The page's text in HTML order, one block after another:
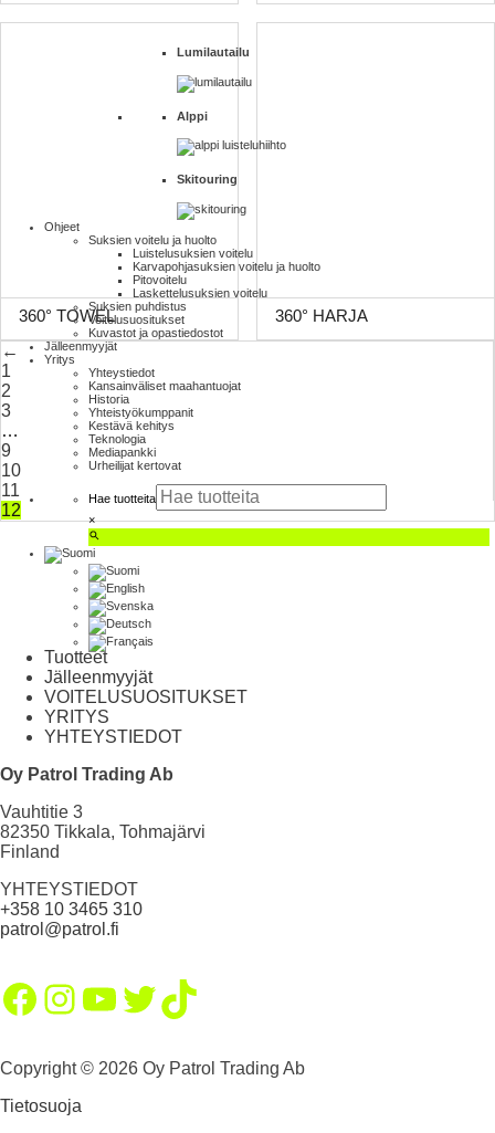
Lumilautailu
Alppi
Skitouring
Ohjeet
Suksien voitelu ja huolto
Luistelu­suksien voitelu
Karva­pohja­suksien voitelu ja huolto
Pito­voitelu
Laskettelu­suksien voitelu
Suksien puhdistus
Voitelusuositukset
Kuvastot ja opas­tiedostot
Jälleenmyyjät
Yritys
Yhteystiedot
Kansainväliset maahantuojat
Historia
Yhteistyökumppanit
Kestävä kehitys
Teknologia
Mediapankki
Urheilijat kertovat
Hae tuotteita
×
360° TOWEL 360° HARJA
←
1
2
3
…
9
10
11
12
Tuotteet
Jälleenmyyjät
VOITELUSUOSITUKSET
YRITYS
YHTEYSTIEDOT
Oy Patrol Trading Ab
Vauhtitie 3
82350 Tikkala, Tohmajärvi
Finland
YHTEYSTIEDOT
+358 10 3465 310
patrol@patrol.fi
Facebook
Instagram
YouTube
Twitter
TikTok
Copyright © 2026 Oy Patrol Trading Ab
Tietosuoja